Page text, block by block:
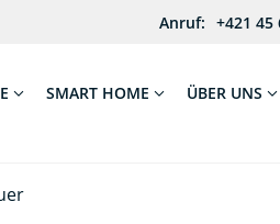
Anruf: +421 45
SMART HOME ÜBER UNS